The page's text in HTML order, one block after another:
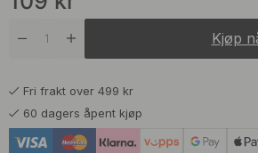
Valnøtt
Kjøp
Fri frakt over 499 kr
60 dagers åpent kjøp